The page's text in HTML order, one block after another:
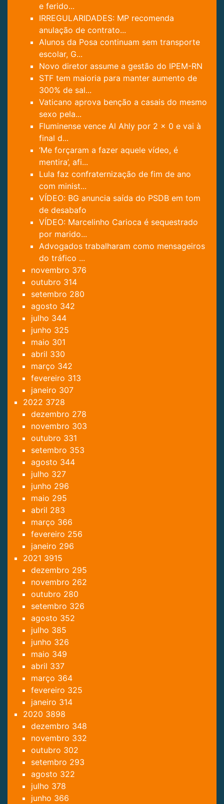
e ferido...
IRREGULARIDADES: MP recomenda
anulação de contrato...
Alunos da Posa continuam sem transporte
escolar, G...
Novo diretor assume a gestão do IPEM-RN
STF tem maioria para manter aumento de
300% de sal...
Vaticano aprova benção a casais do mesmo
sexo pela...
Fluminense vence Al Ahly por 2 x 0 e vai à
final d...
‘Me forçaram a fazer aquele vídeo, é
mentira’, afi...
Lula faz confraternização de fim de ano
com minist...
VÍDEO: BG anuncia saída do PSDB em tom
de desabafo
VÍDEO: Marcelinho Carioca é sequestrado
por marido...
Advogados trabalharam como mensageiros
do tráfico ...
novembro 376
outubro 314
setembro 280
agosto 342
julho 344
junho 325
maio 301
abril 330
março 342
fevereiro 313
janeiro 307
2022 3728
dezembro 278
novembro 303
outubro 331
setembro 353
agosto 344
julho 327
junho 296
maio 295
abril 283
março 366
fevereiro 256
janeiro 296
2021 3915
dezembro 295
novembro 262
outubro 280
setembro 326
agosto 352
julho 385
junho 326
maio 349
abril 337
março 364
fevereiro 325
janeiro 314
2020 3898
dezembro 348
novembro 332
outubro 302
setembro 293
agosto 322
julho 378
junho 366